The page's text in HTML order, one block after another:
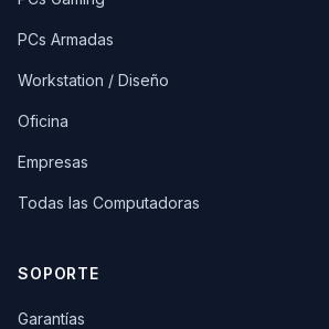
PCs Armadas
Workstation / Diseño
Oficina
Empresas
Todas las Computadoras
SOPORTE
Garantías